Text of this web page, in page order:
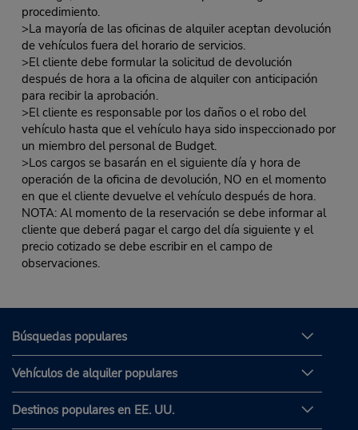
procedimiento.
>La mayoría de las oficinas de alquiler aceptan devolución
de vehículos fuera del horario de servicios.
>El cliente debe formular la solicitud de devolución
después de hora a la oficina de alquiler con anticipación
para recibir la aprobación.
>El cliente es responsable por los daños o el robo del
vehículo hasta que el vehículo haya sido inspeccionado por
un miembro del personal de Budget.
>Los cargos se basarán en el siguiente día y hora de
operación de la oficina de devolución, NO en el momento
en que el cliente devuelve el vehículo después de hora.
NOTA: Al momento de la reservación se debe informar al
cliente que deberá pagar el cargo del día siguiente y el
precio cotizado se debe escribir en el campo de
observaciones.
Búsquedas populares
Vehículos de alquiler populares
Destinos populares en EE. UU.